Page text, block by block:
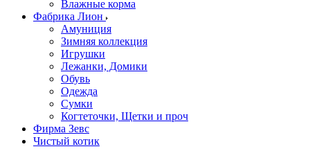
Влажные корма
Фабрика Лион
Амуниция
Зимняя коллекция
Игрушки
Лежанки, Домики
Обувь
Одежда
Сумки
Когтеточки, Щетки и проч
Фирма Зевс
Чистый котик